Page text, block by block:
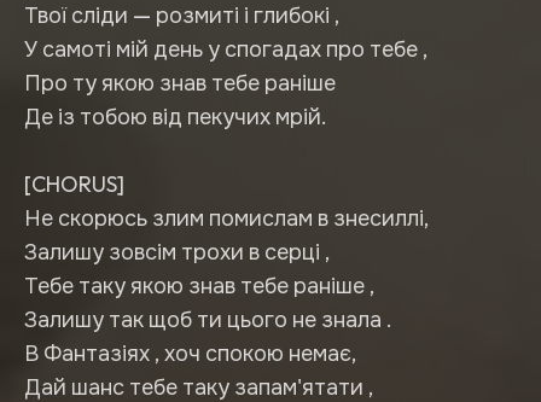
Твої сліди — розмиті і глибокі ,
У самоті мій день у спогадах про тебе ,
Про ту якою знав тебе раніше
Де із тобою від пекучих мрій.
[CHORUS]
Не скорюсь злим помислам в знесиллі,
Залишу зовсім трохи в серці ,
Тебе таку якою знав тебе раніше ,
Залишу так щоб ти цього не знала .
В Фантазіях , хоч спокою немає,
Дай шанс тебе таку запам'ятати ,